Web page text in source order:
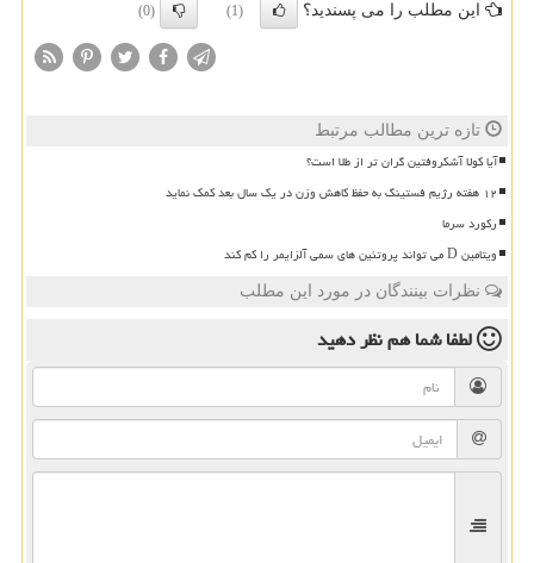
این مطلب را می پسندید؟ (1)
(0)
تازه ترین مطالب مرتبط
آیا کولا آشکروفتین گران تر از طلا است؟
۱۲ هفته رژیم فستینگ به حفظ کاهش وزن در یک سال بعد کمک نماید
رکورد سرما
ویتامین D می تواند پروتئین های سمی آلزایمر را کم کند
نظرات بینندگان در مورد این مطلب
لطفا شما همنظر دهید